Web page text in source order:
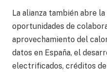
La alianza también abre
oportunidades de
aprovechamiento del
datos en España, el
electrificados, créditos